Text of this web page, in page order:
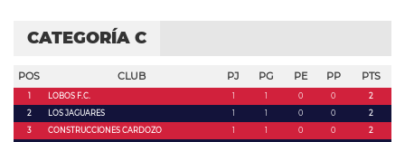
CATEGORÍA C
POS CLUB PJ PG PE PP PTS
1 LOBOS F.C. 1 1 0 0
2
2
LOS JAGUARES 1 1 0 0
2
3
CONSTRUCCIONES CARDOZO 1 1 0 0
2